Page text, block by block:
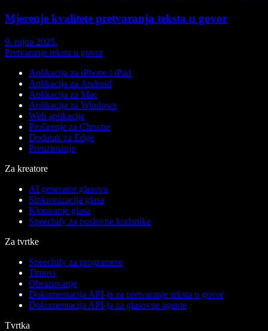
Mjerenje kvalitete pretvaranja teksta u govor
9. rujna 2025.
Pretvaranje teksta u govor
Aplikacija za iPhone i iPad
Aplikacija za Android
Aplikacija za Mac
Aplikacija za Windows
Web aplikacija
Proširenje za Chrome
Dodatak za Edge
Preuzimanje
Za kreatore
AI generator glasova
Sinkronizacija glasa
Kloniranje glasa
Speechify za poslovne korisnike
Za tvrtke
Speechify za programere
Timovi
Obrazovanje
Dokumentacija API-ja za pretvaranje teksta u govor
Dokumentacija API-ja za glasovne agente
Tvrtka